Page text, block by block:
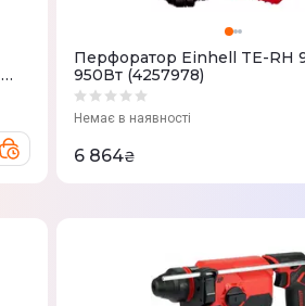
Перфоратор Einhell TE-RH
950Вт (4257978)
Немає в наявності
6 864₴